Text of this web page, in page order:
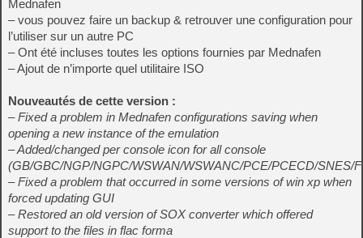
Mednafen
– vous pouvez faire un backup & retrouver une configuration pour
l’utiliser sur un autre PC
– Ont été incluses toutes les options fournies par Mednafen
– Ajout de n’importe quel utilitaire ISO
Nouveautés de cette version :
– Fixed a problem in Mednafen configurations saving when
opening a new instance of the emulation
– Added/changed per console icon for all console
(GB/GBC/NGP/NGPC/WSWAN/WSWANC/PCE/PCECD/SNES/
– Fixed a problem that occurred in some versions of win xp when
forced updating GUI
– Restored an old version of SOX converter which offered
support to the files in flac forma